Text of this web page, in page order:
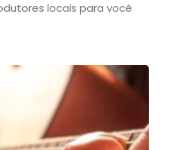
locais para você